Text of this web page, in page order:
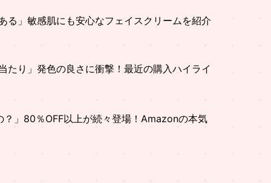
る」敏感肌にも安心なフェイスクリームを紹介
たり」発色の良さに衝撃！最近の購入ハイライ
？」80％OFF以上が続々登場！Amazonの本気